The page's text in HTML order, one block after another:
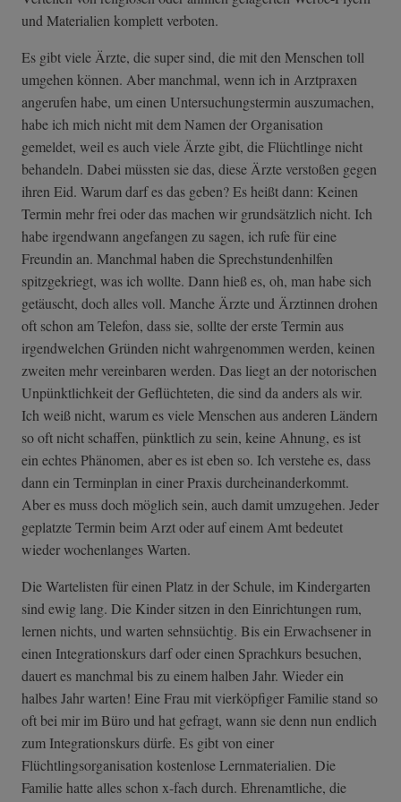
und Materialien komplett verboten.
Es gibt viele Ärzte, die super sind, die mit den Menschen toll
umgehen können. Aber manchmal, wenn ich in Arztpraxen
angerufen habe, um einen Untersuchungstermin auszumachen,
habe ich mich nicht mit dem Namen der Organisation
gemeldet, weil es auch viele Ärzte gibt, die Flüchtlinge nicht
behandeln. Dabei müssten sie das, diese Ärzte verstoßen gegen
ihren Eid. Warum darf es das geben? Es heißt dann: Keinen
Termin mehr frei oder das machen wir grundsätzlich nicht. Ich
habe irgendwann angefangen zu sagen, ich rufe für eine
Freundin an. Manchmal haben die Sprechstundenhilfen
spitzgekriegt, was ich wollte. Dann hieß es, oh, man habe sich
getäuscht, doch alles voll. Manche Ärzte und Ärztinnen drohen
oft schon am Telefon, dass sie, sollte der erste Termin aus
irgendwelchen Gründen nicht wahrgenommen werden, keinen
zweiten mehr vereinbaren werden. Das liegt an der notorischen
Unpünktlichkeit der Geflüchteten, die sind da anders als wir.
Ich weiß nicht, warum es viele Menschen aus anderen Ländern
so oft nicht schaffen, pünktlich zu sein, keine Ahnung, es ist
ein echtes Phänomen, aber es ist eben so. Ich verstehe es, dass
dann ein Terminplan in einer Praxis durcheinanderkommt.
Aber es muss doch möglich sein, auch damit umzugehen. Jeder
geplatzte Termin beim Arzt oder auf einem Amt bedeutet
wieder wochenlanges Warten.
Die Wartelisten für einen Platz in der Schule, im Kindergarten
sind ewig lang. Die Kinder sitzen in den Einrichtungen rum,
lernen nichts, und warten sehnsüchtig. Bis ein Erwachsener in
einen Integrationskurs darf oder einen Sprachkurs besuchen,
dauert es manchmal bis zu einem halben Jahr. Wieder ein
halbes Jahr warten! Eine Frau mit vierköpfiger Familie stand so
oft bei mir im Büro und hat gefragt, wann sie denn nun endlich
zum Integrationskurs dürfe. Es gibt von einer
Flüchtlingsorganisation kostenlose Lernmaterialien. Die
Familie hatte alles schon x-fach durch. Ehrenamtliche, die